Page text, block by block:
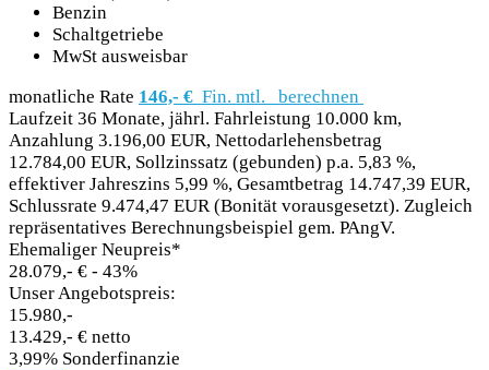
Benzin
Schaltgetriebe
MwSt ausweisbar
monatliche Rate 146,- € Fin. mtl.
berechnen
Laufzeit 36 Monate, jährl. Fahrleistung 10.000 km,
Anzahlung 3.196,00 EUR, Nettodarlehensbetrag
12.784,00 EUR, Sollzinssatz (gebunden) p.a. 5,83 %,
effektiver Jahreszins 5,99 %, Gesamtbetrag 14.747,39 EUR,
Schlussrate 9.474,47 EUR (Bonität vorausgesetzt). Zugleich
repräsentatives Berechnungsbeispiel gem. PAngV.
Ehemaliger Neupreis*
28.079,- € - 43%
Unser Angebotspreis:
15.980,-
13.429,- € netto
3,99% Sonderfinanzie